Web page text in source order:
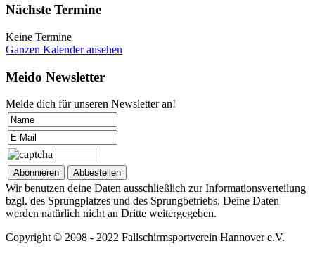
Nächste Termine
Keine Termine
Ganzen Kalender ansehen
Meido Newsletter
Melde dich für unseren Newsletter an!
Wir benutzen deine Daten ausschließlich zur Informationsverteilung
bzgl. des Sprungplatzes und des Sprungbetriebs. Deine Daten
werden natürlich nicht an Dritte weitergegeben.
Copyright © 2008 - 2022 Fallschirmsportverein Hannover e.V.